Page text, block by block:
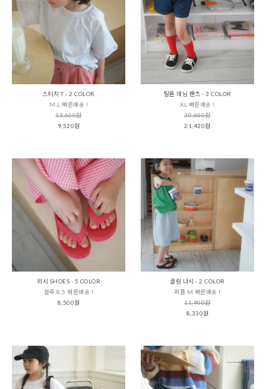
스티치 T - 2 COLOR
M,L 빠른배송 !
13,600원
9,520원
탈론 데님 팬츠 - 3 COLOR
XL 빠른배송 !
30,600원
21,420원
위시 SHOES - 5 COLOR
블루 8.5 빠른배송 !
8,500원
클림 나시 - 2 COLOR
퍼플 M 빠른배송 !
11,900원
8,330원